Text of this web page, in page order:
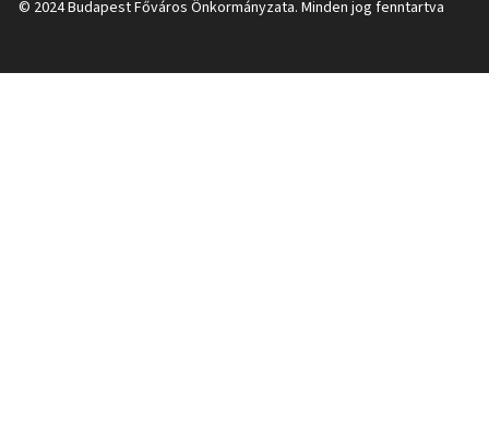
© 2024 Budapest Főváros Önkormányzata. Minden jog fenntartva